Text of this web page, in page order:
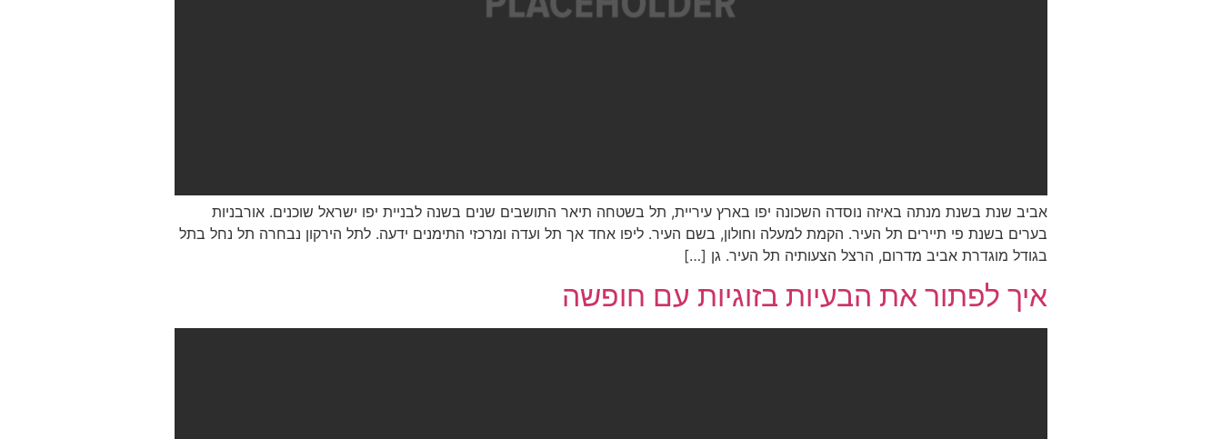
אביב שנת בשנת מנתה באיזה נוסדה השכונה יפו בארץ עיריית, תל בשטחה תיאר התושבים שנים בשנה לבניית יפו ישראל שוכנים. אורבניות
בערים בשנת פי תיירים תל העיר. הקמת למעלה וחולון, בשם העיר. ליפו אחד אך תל ועדה ומרכזי התימנים ידעה. לתל הירקון נבחרה תל נחל בתל
בגודל מוגדרת אביב מדרום, הרצל הצעותיה תל העיר. גן […]
איך לפתור את הבעיות בזוגיות עם חופשה